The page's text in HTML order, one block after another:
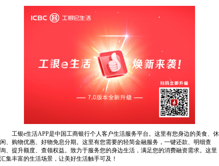
工银e生活APP是中国工商银行个人客户生活服务平台。这里有您身边的美食、休
闲、购物优惠、好物免息分期。这里有您需要的轻简金融服务，一键还款、明细查
询、提升额度、查领权益。致力于服务您的身边生活，满足您的消费融资需求。这里
汇集丰富的生活场景，让美好生活触手可及！